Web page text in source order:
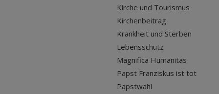
Kirche und Tourismus
Kirchenbeitrag
Krankheit und Sterben
Lebensschutz
Magnifica Humanitas
Papst Franziskus ist tot
Papstwahl